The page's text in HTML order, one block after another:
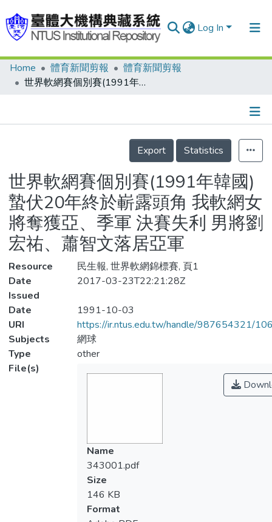
Log In
Communities & Collections
Statistics
Home 體育新聞剪報
體育新聞剪報
世界軟網賽個別賽(1991年韓國) 蟄伏20年終於嶄露頭角 我軟網女將奪獲亞、季軍 決賽失利 男將劉宏祐、蕭智文落居亞軍
Details
Export
Statistics
世界軟網賽個別賽(1991年韓國)
蟄伏20年終於嶄露頭角 我軟網女
將奪獲亞、季軍 決賽失利 男將劉
宏祐、蕭智文落居亞軍
Resource
民生報, 世界軟網錦標賽, 頁1
Date
Issued
2017-03-23T22:21:28Z
Date
1991-10-03
URI
https://ir.ntus.edu.tw/handle/987654321/
Subjects
網球
Type
other
File(s)
Name
343001.pdf
Size
146 KB
Format